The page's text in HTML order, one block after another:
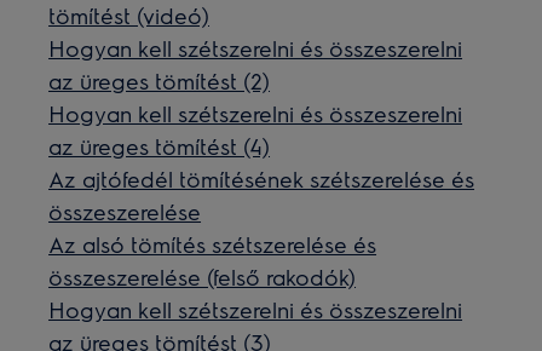
tömítést (videó)
Hogyan kell szétszerelni és összeszerelni
az üreges tömítést (2)
Hogyan kell szétszerelni és összeszerelni
az üreges tömítést (4)
Az ajtófedél tömítésének szétszerelése és
összeszerelése
Az alsó tömítés szétszerelése és
összeszerelése (felső rakodók)
Hogyan kell szétszerelni és összeszerelni
az üreges tömítést (3)